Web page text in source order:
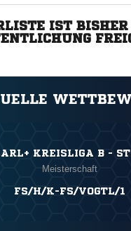
IST
KREISLIGA B -
Meisterschaft
FS/H/K-FS/VOGTL/1